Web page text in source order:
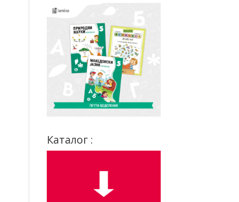
Каталог :